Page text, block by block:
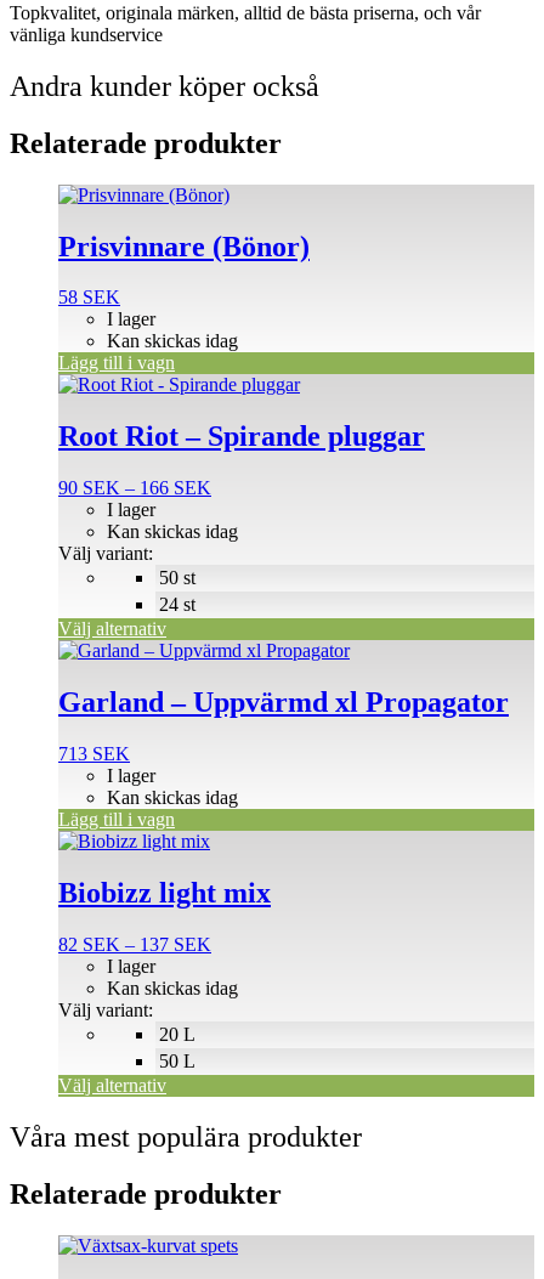
Topkvalitet, originala märken, alltid de bästa priserna, och vår
vänliga kundservice
Andra kunder köper också
Relaterade produkter
Prisvinnare (Bönor)
58 SEK
I lager
Kan skickas idag
Lägg till i vagn
Root Riot – Spirande pluggar
90 SEK – 166 SEK
till
50 st
24 st
I lager
Kan skickas idag
Välj variant:
Välj alternativ
Den
produkten
har
varianter.
olika
alternativen
på
produktsidan
Garland – Uppvärmd xl Propagator
713 SEK
I lager
Kan skickas idag
Lägg till i vagn
Biobizz light mix
82 SEK – 137 SEK
till
20 L
50 L
I lager
Kan skickas idag
Välj variant:
Välj alternativ
Den
produkten
har
varianter.
olika
alternativen
på
produktsidan
Våra mest populära produkter
Relaterade produkter